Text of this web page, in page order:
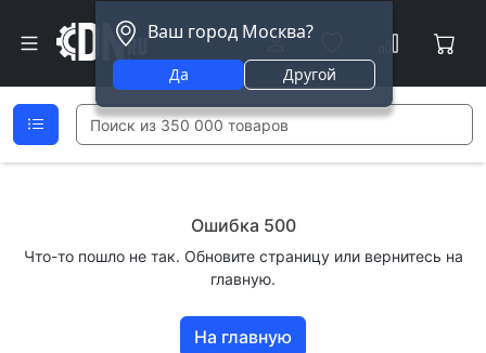
Ваш город Москва?
Да Другой
Ошибка 500
Что-то пошло не так. Обновите страницу или вернитесь на
главную.
На главную